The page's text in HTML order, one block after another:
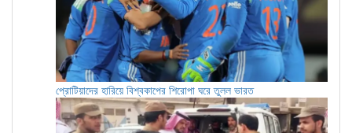
প্রোটিয়াদের হারিয়ে বিশ্বকাপের শিরোপা ঘরে তুলল ভারত